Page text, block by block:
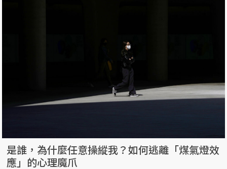
是誰，為什麼任意操縱我？如何逃離「煤氣燈效
應」的心理魔爪